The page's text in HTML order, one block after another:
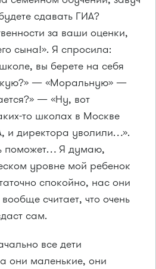
сдавать ГИА?
за ваши оценки,
сына!». Я спросила:
вы берете на себя
— «Моральную» —
— «Ну, вот
то школах в Москве
и директора уволили…».
поможет… Я думаю,
уровне мой ребенок
спокойно, нас они
считает, что очень
сам.
все дети
они маленькие, они